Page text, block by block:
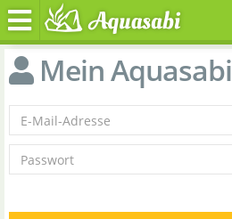
Mein Aquasabi